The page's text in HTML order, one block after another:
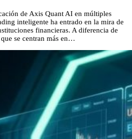
de Axis Quant AI en múltiples
inteligente ha entrado en la mira de
financieras. A diferencia de
se centran más en…